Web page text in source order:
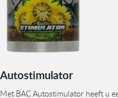
Autostimulator
Met BAC Autostimulator heeft u